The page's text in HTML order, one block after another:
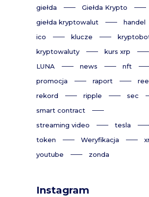
giełda
Giełda Krypto
giełda kryptowalut
handel
ico
klucze
kryptowaluty
kurs xrp
LUNA
news
nft
promocja
raport
rekord
ripple
sec
smart contract
streaming video
tesla
token
Weryfikacja
youtube
zonda
Instagram